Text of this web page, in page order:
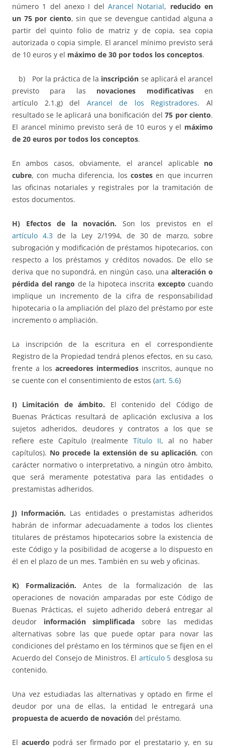
número 1 del anexo I del Arancel Notarial, reducido en
un 75 por ciento, sin que se devengue cantidad alguna a
partir del quinto folio de matriz y de copia, sea copia
autorizada o copia simple. El arancel mínimo previsto será
de 10 euros y el máximo de 30 por todos los conceptos.
b) Por la práctica de la inscripción se aplicará el arancel
previsto para las novaciones modificativasen
artículo 2.1.g) del Arancel de los Registradores. Al
resultado se le aplicará una bonificación del75 por ciento.
El arancel mínimo previsto será de 10 euros y el máximo
de 20 euros por todos los conceptos.
En ambos casos, obviamente, el arancel aplicable no
cubre, con mucha diferencia, los costesen que incurren
las oficinas notariales y registrales por la tramitación de
estos documentos.
H) Efectos de la novación. Son los previstos en el
artículo 4.3 de la Ley 2/1994, de 30 de marzo, sobre
subrogación y modificación de préstamos hipotecarios, con
respecto a los préstamos y créditos novados. De ello se
deriva que no supondrá, en ningún caso, unaalteración o
pérdida del rango de la hipoteca inscrita excepto cuando
implique un incremento de la cifra de responsabilidad
hipotecaria o la ampliación del plazo del préstamo por este
incremento o ampliación.
La inscripción de la escritura en el correspondiente
Registro de la Propiedad tendrá plenos efectos, en su caso,
frente a los acreedores intermedios inscritos, aunque no
se cuente con el consentimiento de estos (art. 5.6)
I) Limitación de ámbito. El contenido del Código de
Buenas Prácticas resultará de aplicación exclusiva a los
sujetos adheridos, deudores y contratos a los que se
refiere este Capítulo (realmente Título II, al no haber
capítulos). No procede la extensión de su aplicación, con
carácter normativo o interpretativo, a ningún otro ámbito,
que será meramente potestativa para las entidades o
prestamistas adheridos.
J) Información. Las entidades o prestamistas adheridos
habrán de informar adecuadamente a todos los clientes
titulares de préstamos hipotecarios sobre la existencia de
este Código y la posibilidad de acogerse a lo dispuesto en
él en el plazo de un mes. También en su web y oficinas.
K) Formalización. Antes de la formalización de las
operaciones de novación amparadas por este Código de
Buenas Prácticas, el sujeto adherido deberá entregar al
deudor información simplificada sobre las medidas
alternativas sobre las que puede optar para novar las
condiciones del préstamo en los términos que se fijen en el
Acuerdo del Consejo de Ministros. El artículo 5 desglosa su
contenido.
Una vez estudiadas las alternativas y optado en firme el
deudor por una de ellas, la entidad le entregará una
propuesta de acuerdo de novación del préstamo.
El acuerdo podrá ser firmado por el prestatario y, en su